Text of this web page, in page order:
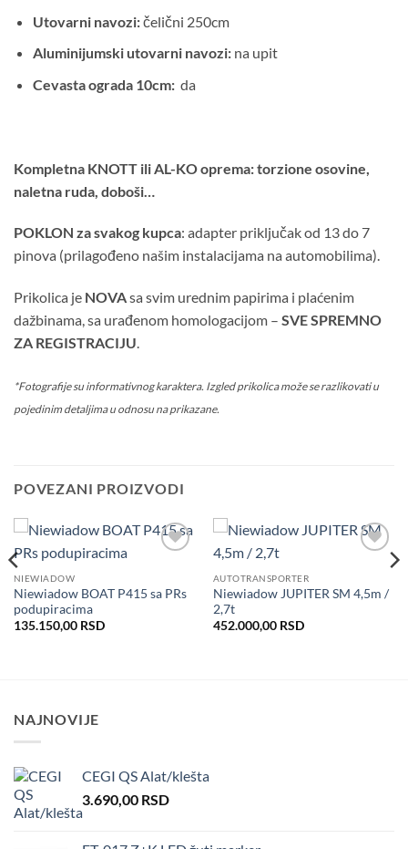
Utovarni navozi:čelični 250cm
Aluminijumski utovarni navozi: na upit
Cevasta ograda 10cm: da
Kompletna KNOTT ili AL-KO oprema: torzione osovine,
naletna ruda, doboši…
POKLON za svakog kupca: adapter priključak od 13 do 7
pinova (prilagođeno našim instalacijama na automobilima).
Prikolica je NOVAsa svim urednim papirima i plaćenim
dažbinama, sa urađenom homologacijom – SVE SPREMNO
ZA REGISTRACIJU.
*Fotografije su informativnog karaktera. Izgled prikolica može se razlikovati u
pojedinim detaljima u odnosu na prikazane.
POVEZANI PROIZVODI
želja
NIEWIADOW
Niewiadow BOAT P415 sa PRs
podupiracima
135.150,00 RSD
želja
AUTOTRANSPORTER
Niewiadow JUPITER SM 4,5m /
2,7t
452.000,00 RSD
NAJNOVIJE
CEGI QS Alat/klešta
3.690,00 RSD